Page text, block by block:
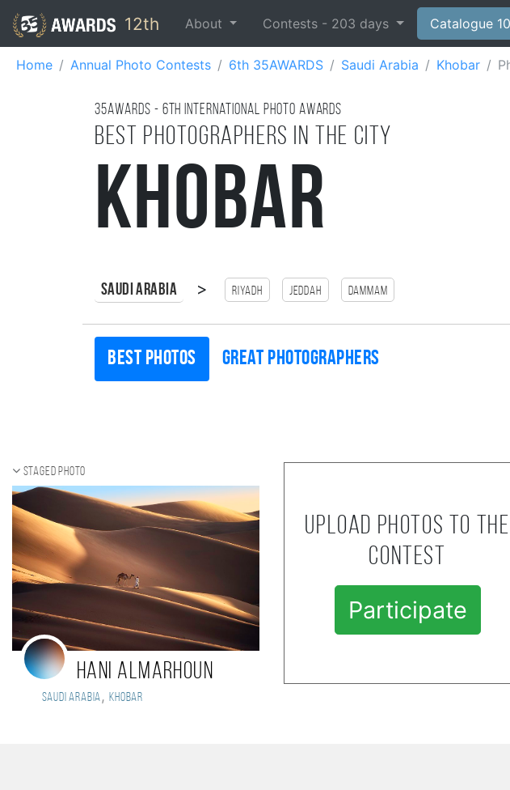
12th About Contests - 203 days Catalogue
Home Annual Photo Contests 6th 35AWARDS Saudi Arabia Khobar
35AWARDS - 6TH international photo awards
Best photographers in the city
Khobar
Saudi Arabia > riyadh Jeddah Dammam
Best photos Great photographers
Staged photo
Hani Almarhoun
Saudi Arabia, Khobar
Upload photos to the
contest
Participate